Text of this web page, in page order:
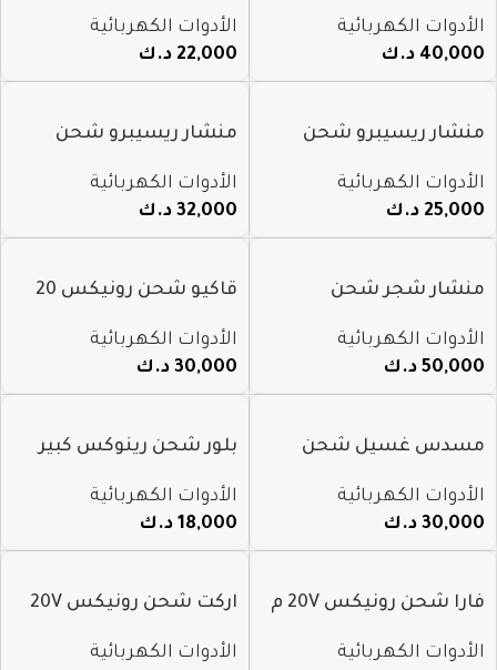
الأدوات الكهربائية
40,000 د.ك
الأدوات الكهربائية
22,000 د.ك
منشار ريسيبرو شحن
8103k
الأدوات الكهربائية
25,000 د.ك
منشار ريسيبرو شحن
8904
الأدوات الكهربائية
32,000 د.ك
منشار شجر شحن
8651
الأدوات الكهربائية
50,000 د.ك
قاكيو شحن رونيكس 20
الأدوات الكهربائية
30,000 د.ك
مسدس غسيل شحن
8930
الأدوات الكهربائية
30,000 د.ك
بلور شحن رينوكس كبير
الأدوات الكهربائية
18,000 د.ك
فارا شحن رونيكس 20V م
الأدوات الكهربائية
اركت شحن رونيكس 20V
الأدوات الكهربائية